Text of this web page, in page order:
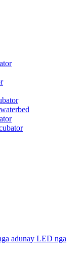
adunay LED nga